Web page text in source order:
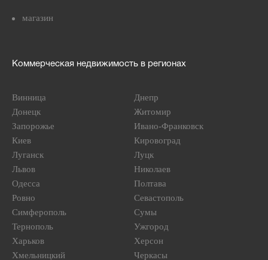
магазин
Коммерческая недвижимость в регионах
Винница
Днепр
Донецк
Житомир
Запорожье
Ивано-Франковск
Киев
Кировоград
Луганск
Луцк
Львов
Николаев
Одесса
Полтава
Ровно
Севастополь
Симферополь
Сумы
Тернополь
Ужгород
Харьков
Херсон
Хмельницкий
Черкасы